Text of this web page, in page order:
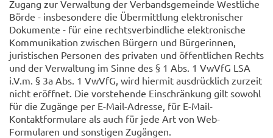
Zugang zur Verwaltung der Verbandsgemeinde Westliche
Börde - insbesondere die Übermittlung elektronischer
Dokumente - für eine rechtsverbindliche elektronische
Kommunikation zwischen Bürgern und Bürgerinnen,
juristischen Personen des privaten und öffentlichen Rechts
und der Verwaltung im Sinne des § 1 Abs. 1 VwVfG LSA
i.V.m. § 3a Abs. 1 VwVfG, wird hiermit ausdrücklich zurzeit
nicht eröffnet. Die vorstehende Einschränkung gilt sowohl
für die Zugänge per E-Mail-Adresse, für E-Mail-
Kontaktformulare als auch für jede Art von Web-
Formularen und sonstigen Zugängen.